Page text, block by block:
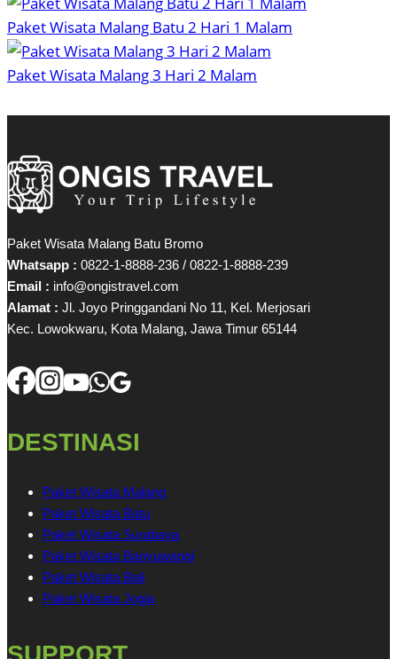
Paket Wisata Malang Batu 2 Hari 1 Malam
Paket Wisata Malang 3 Hari 2 Malam
Paket Wisata Malang Batu Bromo
Whatsapp : 0822-1-8888-236 / 0822-1-8888-239
Email : info@ongistravel.com
Alamat : Jl. Joyo Pringgandani No 11, Kel. Merjosari
Kec. Lowokwaru, Kota Malang, Jawa Timur 65144
DESTINASI
Paket Wisata Malang
Paket Wisata Batu
Paket Wisata Surabaya
Paket Wisata Banyuwangi
Paket Wisata Bali
Paket Wisata Jogja